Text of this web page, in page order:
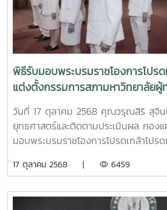
พิธีรับมอบพระบรมราชโองการโปร
แต่งตั้งกรรมการสภามหาวิทยาลั
มหาวิทยาลัยแม่โจ้
วันที่ 17 ตุลาคม 2568 คุณวรุณสิริ สุจิน
ยุทธศาสตร์และติดตามประเมินผล กอง
มอบพระบรมราชโองการโปรดเกล้าโป
ในฐานะ กรรมการสภามหาวิทยาลัย จาก
สำนักงานมหาวิทยาลัย มหาวิทยาลัยแม่โ
17 ตุลาคม 2568 | 6459